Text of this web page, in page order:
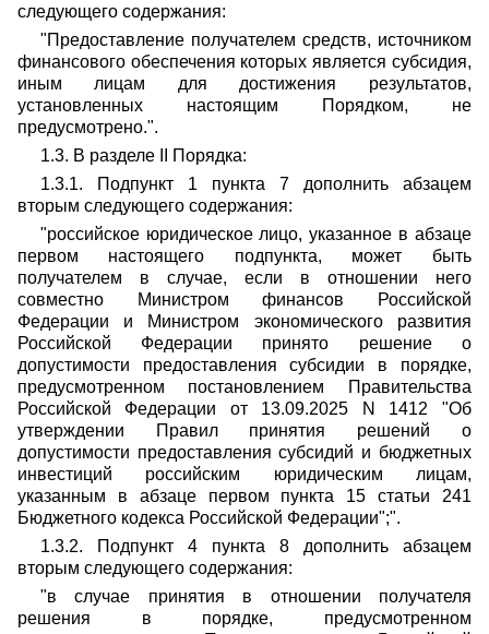
следующего содержания:
"Предоставление получателем средств, источником
финансового обеспечения которых является субсидия,
иным лицам для достижения результатов,
установленных настоящим Порядком, не
предусмотрено.".
1.3. В разделе II Порядка:
1.3.1. Подпункт 1 пункта 7 дополнить абзацем
вторым следующего содержания:
"российское юридическое лицо, указанное в абзаце
первом настоящего подпункта, может быть
получателем в случае, если в отношении него
совместно Министром финансов Российской
Федерации и Министром экономического развития
Российской Федерации принято решение о
допустимости предоставления субсидии в порядке,
предусмотренном постановлением Правительства
Российской Федерации от 13.09.2025 N 1412 "Об
утверждении Правил принятия решений о
допустимости предоставления субсидий и бюджетных
инвестиций российским юридическим лицам,
указанным в абзаце первом пункта 15 статьи 241
Бюджетного кодекса Российской Федерации";".
1.3.2. Подпункт 4 пункта 8 дополнить абзацем
вторым следующего содержания:
"в случае принятия в отношении получателя
решения в порядке, предусмотренном